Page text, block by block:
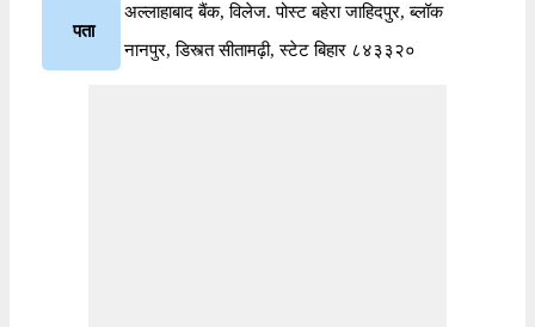
पता
अल्लाहाबाद बैंक, विलेज. पोस्ट बहेरा जाहिदपुर, ब्लॉक
नानपुर, डिस्त्त सीतामढ़ी, स्टेट बिहार ८४३३२०